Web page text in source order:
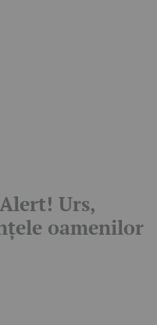
Urs,
oamenilor